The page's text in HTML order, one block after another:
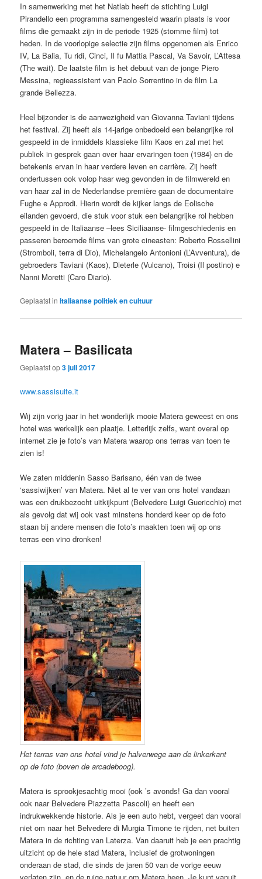
In samenwerking met het Natlab heeft de stichting Luigi
Pirandello een programma samengesteld waarin plaats is voor
films die gemaakt zijn in de periode 1925 (stomme film) tot
heden. In de voorlopige selectie zijn films opgenomen als Enrico
IV, La Balia, Tu ridi, Cinci, Il fu Mattia Pascal, Va Savoir, L’Attesa
(The wait). De laatste film is het debuut van de jonge Piero
Messina, regieassistent van Paolo Sorrentino in de film La
grande Bellezza.
Heel bijzonder is de aanwezigheid van Giovanna Taviani tijdens
het festival. Zij heeft als 14-jarige onbedoeld een belangrijke rol
gespeeld in de inmiddels klassieke film Kaos en zal met het
publiek in gesprek gaan over haar ervaringen toen (1984) en de
betekenis ervan in haar verdere leven en carrière. Zij heeft
ondertussen ook volop haar weg gevonden in de filmwereld en
van haar zal in de Nederlandse première gaan de documentaire
Fughe e Approdi. Hierin wordt de kijker langs de Eolische
eilanden gevoerd, die stuk voor stuk een belangrijke rol hebben
gespeeld in de Italiaanse –lees Siciliaanse- filmgeschiedenis en
passeren beroemde films van grote cineasten: Roberto Rossellini
(Stromboli, terra di Dio), Michelangelo Antonioni (L’Avventura), de
gebroeders Taviani (Kaos), Dieterle (Vulcano), Troisi (Il postino) e
Nanni Moretti (Caro Diario).
Geplaatst in Italiaanse politiek en cultuur
Matera – Basilicata
Geplaatst op3 juli 2017
www.sassisuite.it
Wij zijn vorig jaar in het wonderlijk mooie Matera geweest en ons
hotel was werkelijk een plaatje. Letterlijk zelfs, want overal op
internet zie je foto’s van Matera waarop ons terras van toen te
zien is!
We zaten middenin Sasso Barisano, één van de twee
‘sassiwijken’ van Matera. Niet al te ver van ons hotel vandaan
was een drukbezocht uitkijkpunt (Belvedere Luigi Guericchio) met
als gevolg dat wij ook vast minstens honderd keer op de foto
staan bij andere mensen die foto’s maakten toen wij op ons
terras een vino dronken!
Het terras van ons hotel vind je halverwege aan de linkerkant
op de foto (boven de arcadeboog).
Matera is sprookjesachtig mooi (ook ’s avonds! Ga dan vooral
ook naar Belvedere Piazzetta Pascoli) en heeft een
indrukwekkende historie. Als je een auto hebt, vergeet dan vooral
niet om naar het Belvedere di Murgia Timone te rijden, net buiten
Matera in de richting van Laterza. Van daaruit heb je een prachtig
uitzicht op de hele stad Matera, inclusief de grotwoningen
onderaan de stad, die sinds de jaren 50 van de vorige eeuw